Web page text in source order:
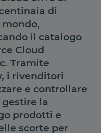
di
il catalogo
Cloud
Tramite
i rivenditori
e controllare
la
prodotti e
scorte per